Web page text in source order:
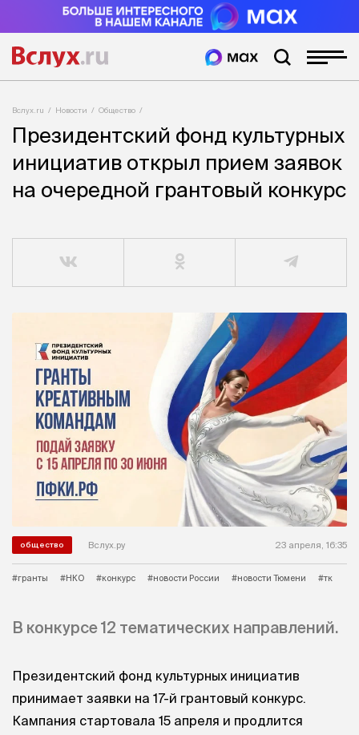
Вслух.ru Новости Общество
Президентский фонд культурных
инициатив открыл прием заявок
на очередной грантовый конкурс
общество Вслух.ру 23 апреля, 16:35
#гранты #НКО #конкурс #новости России #новости Тюмени #тк
В конкурсе 12 тематических направлений.
Президентский фонд культурных инициатив
принимает заявки на 17-й грантовый конкурс.
Кампания стартовала 15 апреля и продлится